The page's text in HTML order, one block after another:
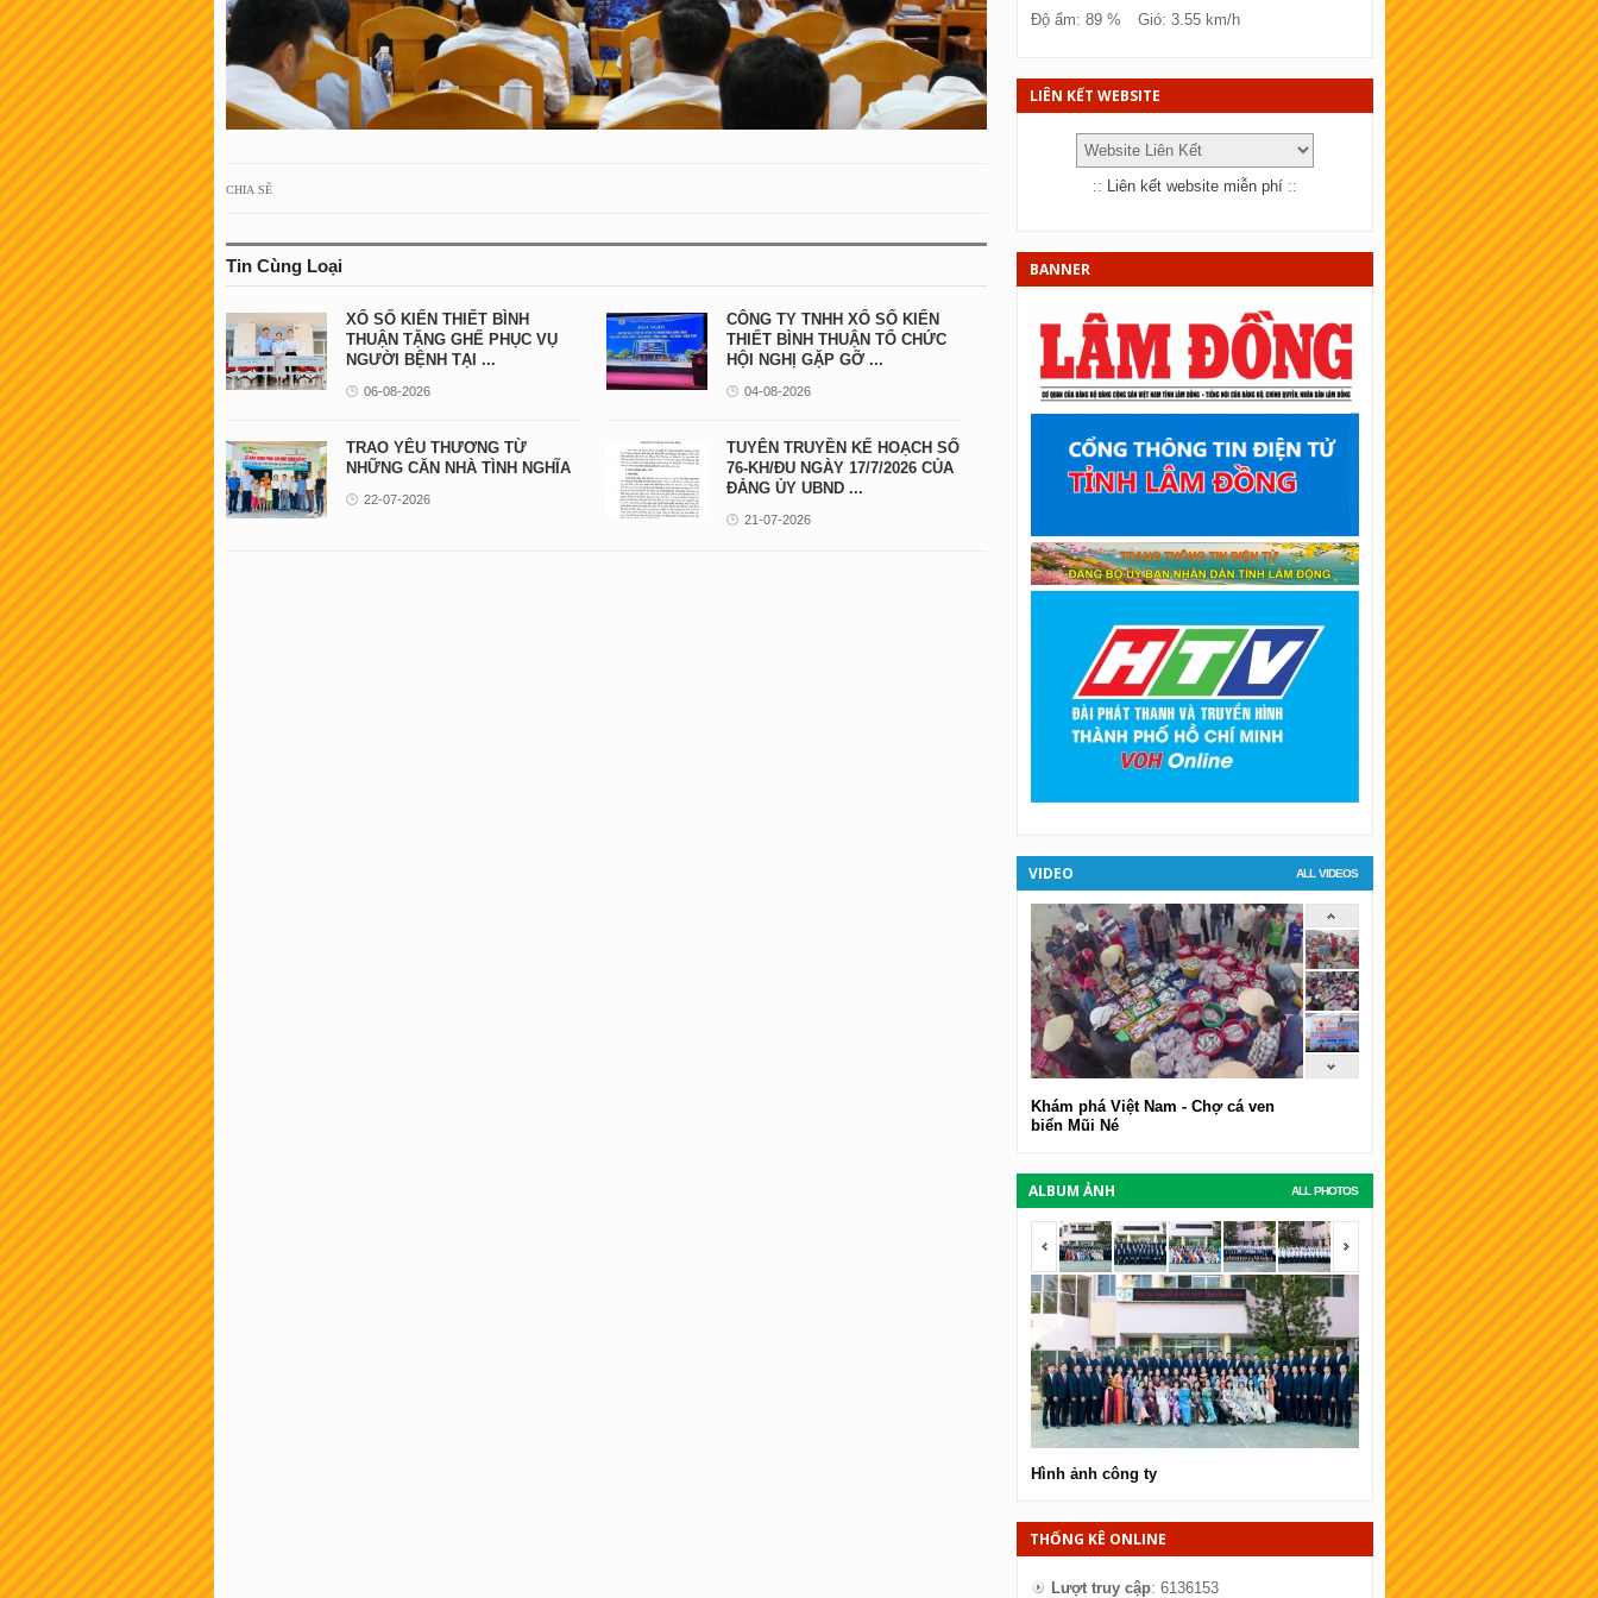
CHIA SẼ
Tin Cùng Loại
XỔ SỐ KIẾN THIẾT BÌNH
THUẬN TẶNG GHẾ PHỤC VỤ
NGƯỜI BỆNH TẠI ...
06-08-2026
CÔNG TY TNHH XỔ SỐ KIẾN
THIẾT BÌNH THUẬN TỔ CHỨC
HỘI NGHỊ GẶP GỠ ...
04-08-2026
TRAO YÊU THƯƠNG TỪ
NHỮNG CĂN NHÀ TÌNH NGHĨA
22-07-2026
TUYÊN TRUYỀN KẾ HOẠCH SỐ
76-KH/ĐU NGÀY 17/7/2026 CỦA
ĐẢNG ỦY UBND ...
21-07-2026
XSKT Bắc Ninh
XSKT Bến Tre
XSKT Sóc Trăng
XSKT Cần Thơ
XSKT An Giang
XSKT Bình Thuận
XSKT Vĩnh Long
XSKT Bình Dương
XSKT Long An
XSKT Bình Phước
XSKT Tiền Giang
XSKT Đà Lạt
Độ ẩm: 89 % Gió: 3.55 km/h
LIÊN KẾT WEBSITE
:: Liên kết website miễn phí::
BANNER
ALL VIDEOS
VIDEO
Khám phá Việt Nam - Chợ cá ven
biển Mũi Né
ALL PHOTOS
ALBUM ẢNH
<span></span> <span></span>
Hình ảnh công ty Hình ảnh công ty
THỐNG KÊ ONLINE
Lượt truy cập: 6136153